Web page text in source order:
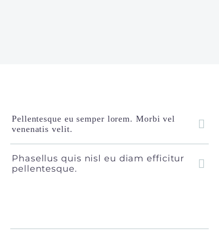
Pellentesque eu semper lorem. Morbi vel
venenatis velit.
Phasellus quis nisl eu diam efficitur
pellentesque.